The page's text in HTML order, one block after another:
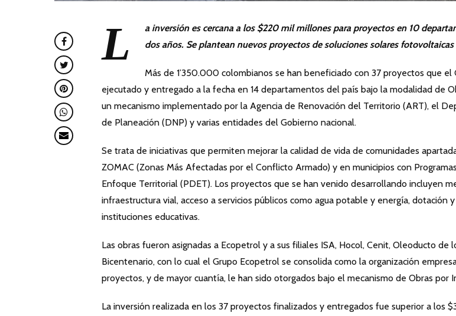
L
a inversión es cercana a los $220 mil millones para proyectos en 10
dos años. Se plantean nuevos proyectos de soluciones solares fotovoltaicas
Más de 1’350.000 colombianos se han beneficiado con 37 proyectos que el
ejecutado y entregado a la fecha en 14 departamentos del país bajo la modalidad de
un mecanismo implementado por la Agencia de Renovación del Territorio (ART), el
de Planeación (DNP) y varias entidades del Gobierno nacional.
Se trata de iniciativas que permiten mejorar la calidad de vida de comunidades
ZOMAC (Zonas Más Afectadas por el Conflicto Armado) y en municipios con
Enfoque Territorial (PDET). Los proyectos que se han venido desarrollando incluyen
infraestructura vial, acceso a servicios públicos como agua potable y energía, dotación
instituciones educativas.
Las obras fueron asignadas a Ecopetrol y a sus filiales ISA, Hocol, Cenit, Oleoducto de
Bicentenario, con lo cual el Grupo Ecopetrol se consolida como la organización
proyectos, y de mayor cuantía, le han sido otorgados bajo el mecanismo de Obras por
La inversión realizada en los 37 proyectos finalizados y entregados fue superior a los